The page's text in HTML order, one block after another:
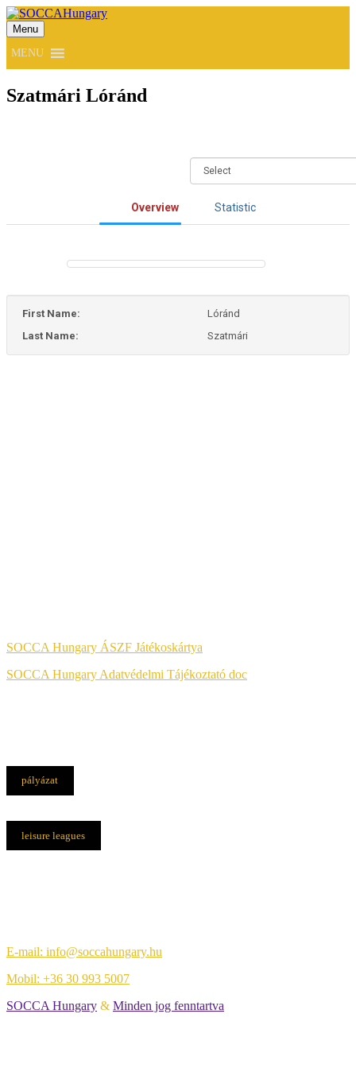
SOCCAHungary
Menu
MENU
Szatmári Lóránd
Overview Statistic
First Name:
Lóránd
Last Name:
Szatmári
SOCCA Hungary ÁSZF Játékoskártya
SOCCA Hungary Adatvédelmi Tájékoztató doc
pályázat
leisure leagues
E-mail: info@soccahungary.hu
Mobil: +36 30 993 5007
SOCCA Hungary & Minden jog fenntartva